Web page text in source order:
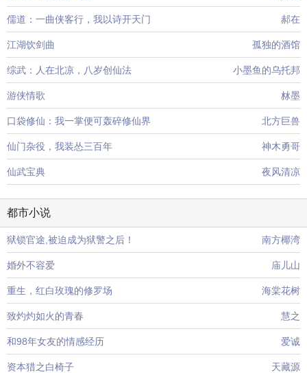
儒道：一曲侠客行，我以诗开天门 郝在
江湖饮剑曲 孤独的酒馆
综武：人在北凉，八岁创仙法 小墨鱼的乌托邦
游侠情歌 沝墨
口袋修仙：我一掌便可轰碎修仙界 北方巨兽
仙门杂役，我装怂三百年 神木勇哥
仙武宝典 夜风清凉
都市小说
狱锁官途,被迫成为狱警之后！ 南方椰湾
婚外不容爱 庙儿山
重生，红白玫瑰的修罗场 海棠花树
致灼灼如火的青春 慧之
和98年女友的情感经历 爱诚
资本猎之白椅子 天藏源